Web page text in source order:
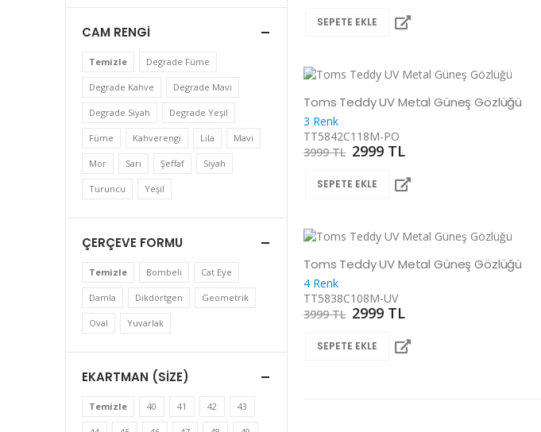
SEPETE EKLE
Toms Teddy UV Metal Güneş Gözlüğü
3 Renk
TT5842C118M-PO
3999 TL 2999 TL
SEPETE EKLE
Toms Teddy UV Metal Güneş Gözlüğü
4 Renk
TT5838C108M-UV
3999 TL 2999 TL
SEPETE EKLE
CAM RENGI
Temizle Degrade Füme
Degrade Kahve Degrade Mavi
Degrade Siyah Degrade Yeşil
Füme Kahverengi Lila Mavi
Mor Sarı Şeffaf Siyah
Turuncu Yeşil
ÇERÇEVE FORMU
Temizle Bombeli Cat Eye
Damla Dikdörtgen Geometrik
Oval Yuvarlak
EKARTMAN (SIZE)
Temizle 40 41 42 43